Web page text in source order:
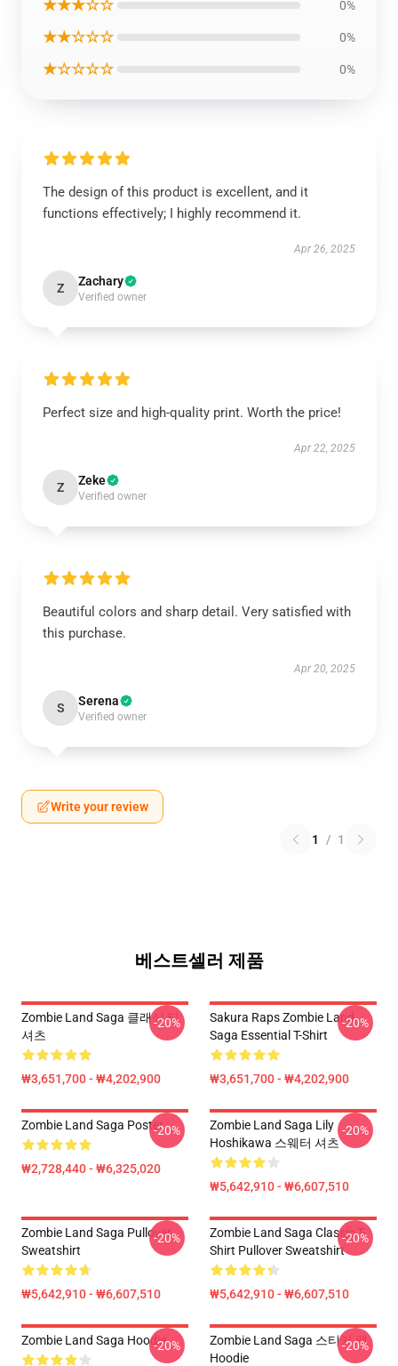
★★★☆☆ 0%
★★☆☆☆ 0%
★☆☆☆☆ 0%
The design of this product is excellent, and it
functions effectively; I highly recommend it.
Apr 26, 2025
Z Zachary
Verified owner
Perfect size and high-quality print. Worth the price!
Apr 22, 2025
Z Zeke
Verified owner
Beautiful colors and sharp detail. Very satisfied with
this purchase.
Apr 20, 2025
S Serena
Verified owner
Write your review
1 / 1
베스트셀러 제품
Zombie Land Saga 클래식 티
셔츠
₩3,651,700 - ₩4,202,900
-20%
Sakura Raps Zombie Land
Saga Essential T-Shirt
₩3,651,700 - ₩4,202,900
-20%
Zombie Land Saga Poster
₩2,728,440 - ₩6,325,020
-20%
Zombie Land Saga Lily
Hoshikawa 스웨터 셔츠
₩5,642,910 - ₩6,607,510
-20%
Zombie Land Saga Pullover
Sweatshirt
₩5,642,910 - ₩6,607,510
-20%
Zombie Land Saga Classic T-
Shirt Pullover Sweatshirt
₩5,642,910 - ₩6,607,510
-20%
Zombie Land Saga Hoodie-20%
Zombie Land Saga 스티커 팩
Hoodie
-20%